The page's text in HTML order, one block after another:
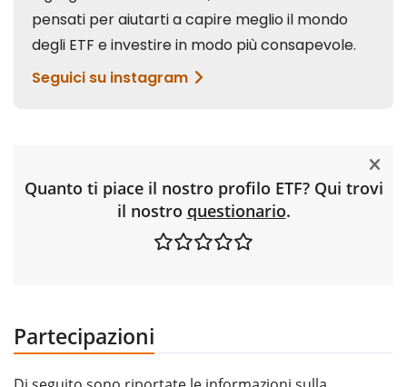
Quanto ti piace il nostro profilo ETF? Qui trovi
il nostro questionario.
Partecipazioni